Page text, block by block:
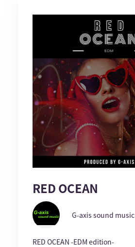
RED OCEAN
G-axis sound music
RED OCEAN -EDM edition-